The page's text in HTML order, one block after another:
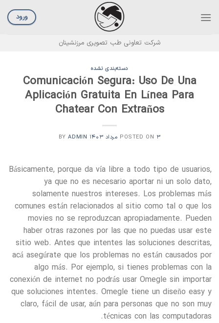
ورود
شرکت تعاونی طب تصویری مرزنشینان
دسته‌بندی نشده
Comunicación Segura: Uso De Una
Aplicación Gratuita En Línea Para
Chatear Con Extraños
POSTED ON ۳ مرداد ۱۴۰۳ ADMIN
Básicamente, porque da vía libre a todo tipo de usuarios,
ya que no es necesario aportar ni un solo dato,
solamente nuestros intereses. Los problemas más
comunes están relacionados al sitio como tal o que los
movies no se reproduzcan apropiadamente. Pueden
haber otras razones por las que no puedas usar este
sitio web. Antes que intentes las soluciones descritas,
acá asegúrate que los problemas no están causados por
algo más. Por ejemplo, si tienes problemas con la
conexión de internet no podrás usar Omegle sin importar
que soluciones intentes. Omegle tiene un diseño easy y
claro, fácil de usar, aún para personas que no son muy
técnicas con las computadoras.